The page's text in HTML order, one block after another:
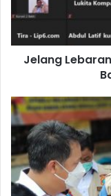
Bahan
Wajar
Jelang
Pastikan
Harga
Stabil,
2
Lebaran
Tim